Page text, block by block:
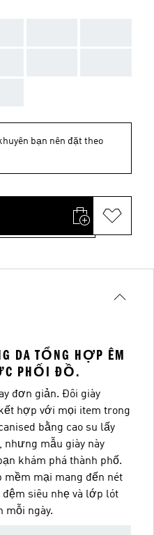
bạn nên đặt theo
DA TỔNG HỢP ÊM
PHỐI ĐỒ.
đơn giản. Đôi giày
hợp với mọi item trong
bằng cao su lấy
mẫu giày này
khám phá thành phố.
mềm mại mang đến nét
siêu nhẹ và lớp lót
mỗi ngày.